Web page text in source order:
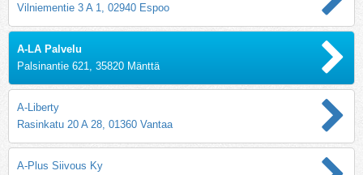
Vilniementie 3 A 1, 02940 Espoo
A-LA Palvelu
Palsinantie 621, 35820 Mänttä
A-Liberty
Rasinkatu 20 A 28, 01360 Vantaa
A-Plus Siivous Ky